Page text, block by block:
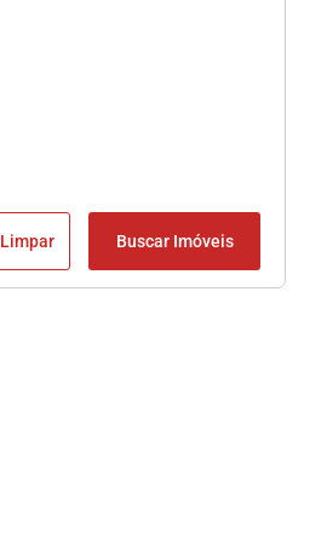
Limpar Buscar Imóveis